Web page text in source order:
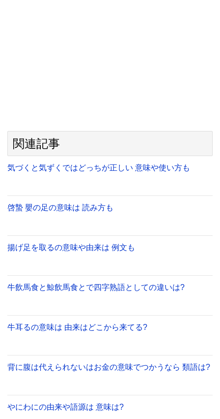
関連記事
気づくと気ずくではどっちが正しい 意味や使い方も
啓蟄 嬰の足の意味は 読み方も
揚げ足を取るの意味や由来は 例文も
牛飲馬食と鯨飲馬食とで四字熟語としての違いは?
牛耳るの意味は 由来はどこから来てる?
背に腹は代えられないはお金の意味でつかうなら 類語は?
やにわにの由来や語源は 意味は?